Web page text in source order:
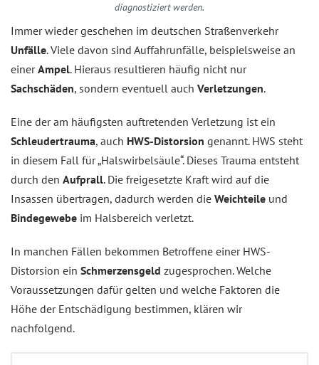
diagnostiziert werden.
Immer wieder geschehen im deutschen Straßenverkehr
Unfälle. Viele davon sind Auffahrunfälle, beispielsweise an
einerAmpel. Hieraus resultieren häufig nicht nur
Sachschäden, sondern eventuell auch Verletzungen.
Eine der am häufigsten auftretenden Verletzung ist ein
Schleudertrauma, auch HWS-Distorsion genannt. HWS steht
in diesem Fall für „Halswirbelsäule“. Dieses Trauma entsteht
durch den Aufprall. Die freigesetzte Kraft wird auf die
Insassen übertragen, dadurch werden die Weichteile und
Bindegewebe im Halsbereich verletzt.
In manchen Fällen bekommen Betroffene einer HWS-
Distorsion ein Schmerzensgeld zugesprochen. Welche
Voraussetzungen dafür gelten und welche Faktoren die
Höhe der Entschädigung bestimmen, klären wir
nachfolgend.